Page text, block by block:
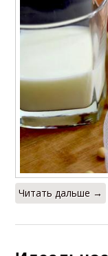
Читать дальше →